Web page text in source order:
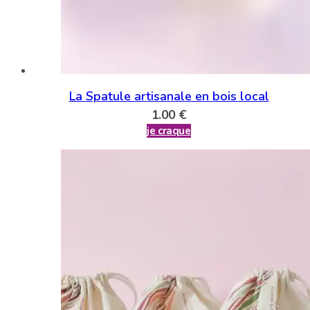
La Spatule artisanale en bois local
1.00 €
je craque